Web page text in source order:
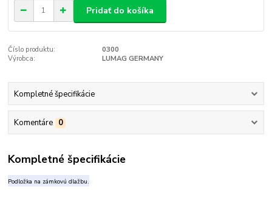
Pridať do košíka
Číslo produktu:
0300
Výrobca:
LUMAG GERMANY
Kompletné špecifikácie
Komentáre 0
Kompletné špecifikácie
Podložka na zámkovú dlažbu.